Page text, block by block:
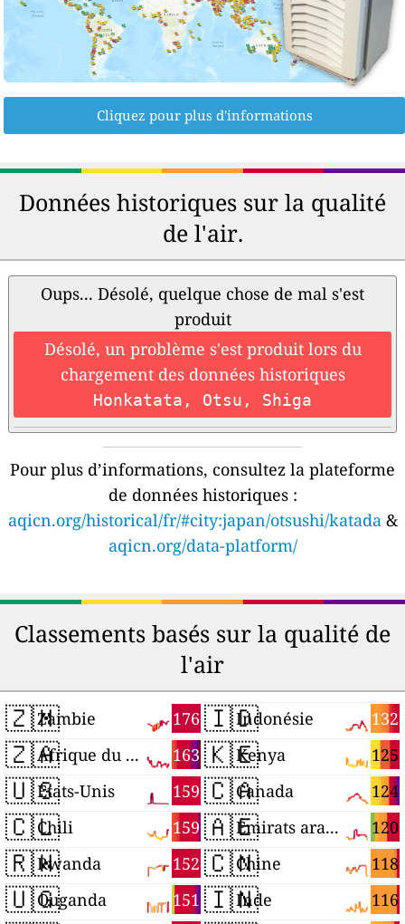
Cliquez pour plus d'informations
Données historiques sur la qualité
de l'air.
Oups... Désolé, quelque chose de mal s'est
produit
Désolé, un problème s'est produit lors du
chargement des données historiques
Honkatata, Otsu, Shiga
Pour plus d’informations, consultez la plateforme
de données historiques :
aqicn.org/historical/fr/#city:japan/otsushi/katada&
aqicn.org/data-platform/
Classements basés sur la qualité de
l'air
🇿🇲 176
Zambie
🇿🇦 163
Afrique du Sud
🇺🇸 159
États-Unis
🇨🇱 159
Chili
🇷🇼 152
Rwanda
🇺🇬 151
Ouganda
🇮🇩 132
Indonésie
🇰🇪 125
Kenya
🇨🇦 124
Canada
🇦🇪 120
Émirats arabes unis
🇨🇳 118
Chine
🇮🇳 116
Inde